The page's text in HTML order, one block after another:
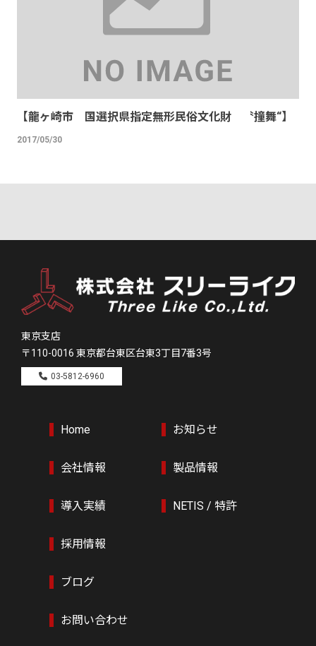
【龍ヶ崎市 国選択県指定無形民俗文化財 〝撞舞“】
2017/05/30
東京支店
〒110-0016 東京都台東区台東3丁目7番3号
03-5812-6960
Home お知らせ
会社情報 製品情報
導入実績 NETIS / 特許
採用情報
ブログ
お問い合わせ